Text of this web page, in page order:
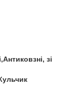
зі